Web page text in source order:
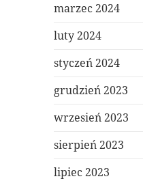
marzec 2024
luty 2024
styczeń 2024
grudzień 2023
wrzesień 2023
sierpień 2023
lipiec 2023